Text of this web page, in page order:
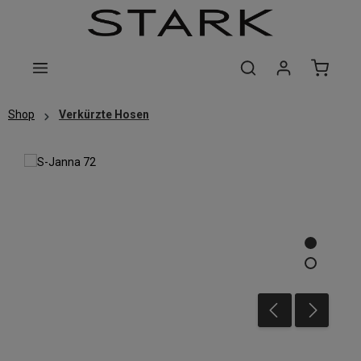
Zum Hauptinhalt springen
Shop Verkürzte Hosen